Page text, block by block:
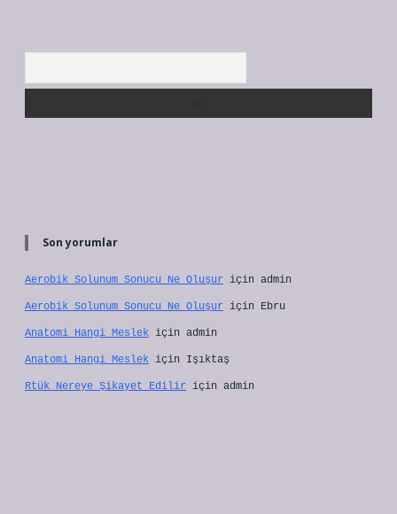
Son yorumlar
Aerobik Solunum Sonucu Ne Oluşur için admin
Aerobik Solunum Sonucu Ne Oluşur için Ebru
Anatomi Hangi Meslek için admin
Anatomi Hangi Meslek için Işıktaş
Rtük Nereye Şikayet Edilir için admin